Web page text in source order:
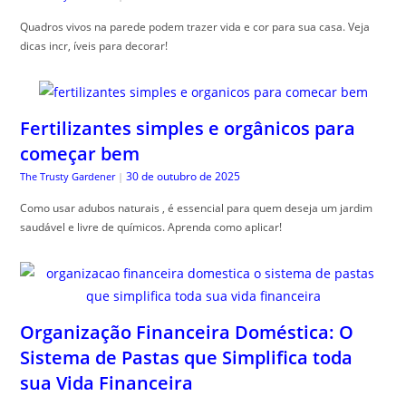
Quadros vivos na parede podem trazer vida e cor para sua casa. Veja
dicas incr, íveis para decorar!
Fertilizantes simples e orgânicos para
começar bem
The Trusty Gardener | 30 de outubro de 2025
Como usar adubos naturais , é essencial para quem deseja um jardim
saudável e livre de químicos. Aprenda como aplicar!
Organização Financeira Doméstica: O
Sistema de Pastas que Simplifica toda
sua Vida Financeira